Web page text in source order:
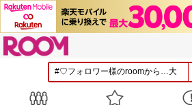
見つける